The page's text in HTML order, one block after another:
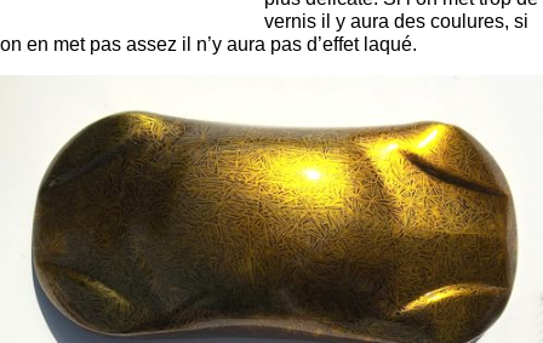
vernis il y aura des coulures, si
on en met pas assez il n’y aura pas d’effet laqué.